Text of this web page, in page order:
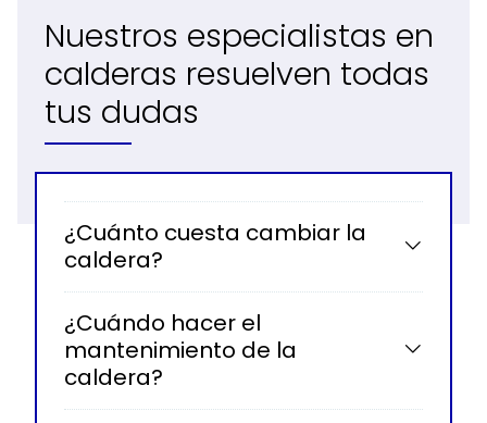
Nuestros especialistas en
calderas resuelven todas
tus dudas
¿Cuánto cuesta cambiar la
caldera?
¿Cuándo hacer el
mantenimiento de la
caldera?